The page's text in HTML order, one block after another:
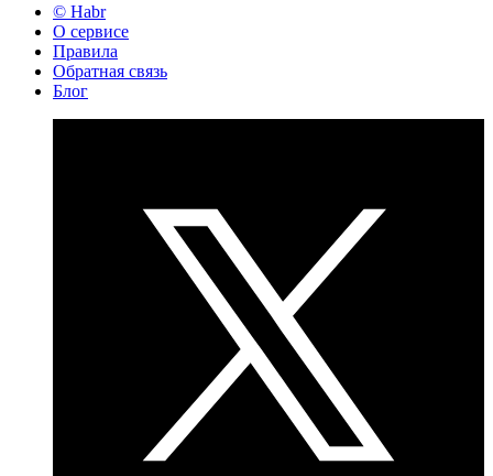
© Habr
О сервисе
Правила
Обратная связь
Блог